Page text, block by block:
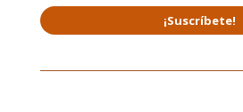
¡Suscríbete!